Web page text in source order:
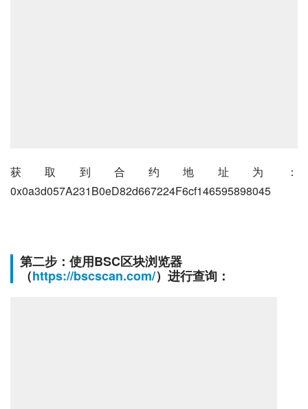
获取到合约地址为：
0x0a3d057A231B0eD82d667224F6cf146595898045
第二步：使用BSC区块浏览器
（https://bscscan.com/）进行查询：